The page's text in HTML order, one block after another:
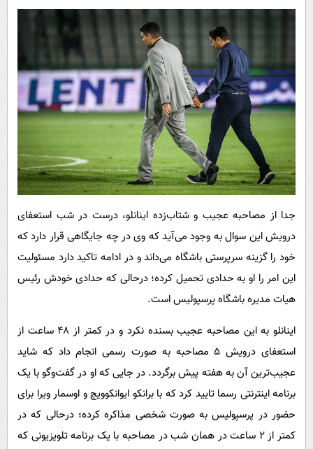
جدا از مصاحبه عجیب و شتاب‌زده اینانلو، درست در شب استعفای
درویش این سوال به وجود می‌آید که وی در چه جایگاهی قرار دارد که
خود را گزینه سرپرستی باشگاه می‌داند و در ادامه تاکید دارد مسئولیت
این امر را او به حدادی تحمیل کرده؛ درحالی که حدادی خودش رئیس
هیات مدیره باشگاه پرسپولیس است.
اینانلو به این مصاحبه عجیب بسنده نکرد و در کمتر از ۴۸ ساعت از
استعفای درویش ۵ مصاحبه به صورت رسمی انجام داد که شاید
عجیب‌ترین آن به هفته پیش برگردد. در جایی که او در گفت‌وگو با یک
برنامه اینترنتی رسما تایید کرد که با برانکو ایوانکوویچ و اوسمار ویرا برای
حضور در پرسپولیس به صورت شخصی مذاکره کرده؛ درحالی که در
کمتر از ۲ ساعت در همان شب در مصاحبه با یک برنامه تلویزیونی که